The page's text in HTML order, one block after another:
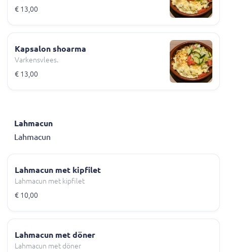
€ 13,00
Kapsalon shoarma
Varkensvlees.
€ 13,00
Lahmacun
Lahmacun
Lahmacun met kipfilet
Lahmacun met kipfilet
€ 10,00
Lahmacun met döner
Lahmacun met döner